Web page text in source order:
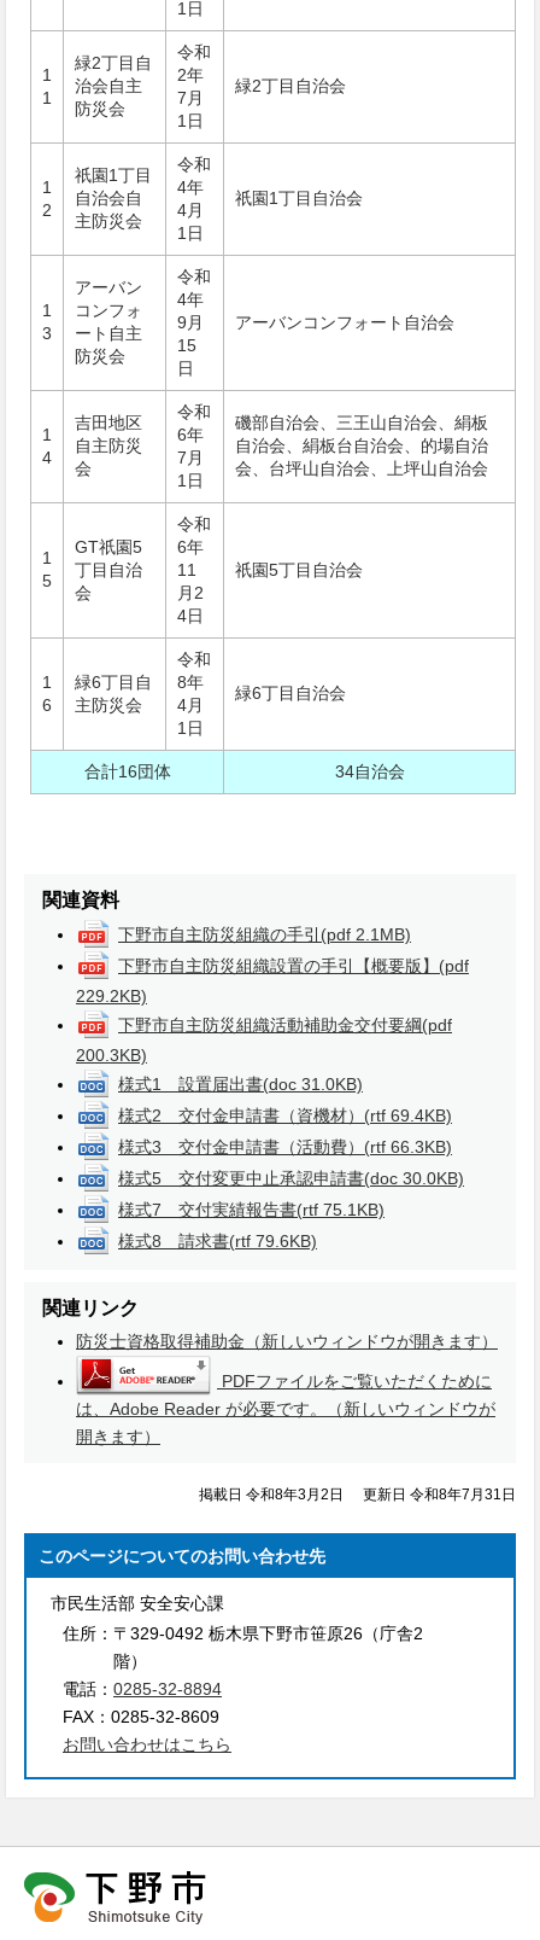
1日
1
1
緑2丁目自
治会自主
防災会
令和
2年
7月
1日
緑2丁目自治会
1
2
祇󠄀園1丁目
自治会自
主防災会
令和
4年
4月
1日
祇󠄀園1丁目自治会
1
3
アーバン
コンフォ
ート自主
防災会
令和
4年
9月
15
日
アーバンコンフォート自治会
1
4
吉田地区
自主防災
会
令和
6年
7月
1日
磯部自治会、三王山自治会、絹板
自治会、絹板台自治会、的場自治
会、台坪山自治会、上坪山自治会
1
5
GT祇󠄀園5
丁目自治
会
令和
6年
11
月2
4日
祇󠄀園5丁目自治会
1
6
緑6丁目自
主防災会
令和
8年
4月
1日
緑6丁目自治会
合計16団体 34自治会
関連資料
下野市自主防災組織の手引 (pdf 2.1MB)
下野市自主防災組織設置の手引【概要版】 (pdf
229.2KB)
下野市自主防災組織活動補助金交付要綱 (pdf
200.3KB)
様式1 設置届出書(doc 31.0KB)
様式2 交付金申請書（資機材） (rtf 69.4KB)
様式3 交付金申請書（活動費） (rtf 66.3KB)
様式5 交付変更中止承認申請書(doc 30.0KB)
様式7 交付実績報告書(rtf 75.1KB)
様式8 請求書(rtf 79.6KB)
関連リンク
防災士資格取得補助金（新しいウィンドウが開きます）
PDFファイルをご覧いただくために
は、Adobe Reader が必要です。（新しいウィンドウが
開きます）
掲載日 令和8年3月2日 更新日 令和8年7月31日
このページについてのお問い合わせ先
市民生活部 安全安心課
住所： 〒329-0492 栃木県下野市笹原26（庁舎2
階）
電話： 0285-32-8894
FAX： 0285-32-8609
お問い合わせはこちら